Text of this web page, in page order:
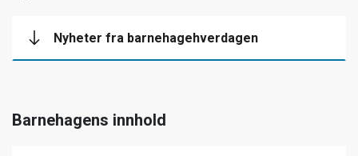
Nyheter fra barnehagehverdagen
Barnehagens innhold